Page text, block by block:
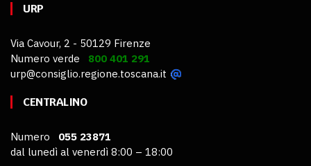
URP
Via Cavour, 2 - 50129 Firenze
Numero verde 800 401 291
urp@consiglio.regione.toscana.it
CENTRALINO
Numero 055 23871
dal lunedì al venerdì 8:00 – 18:00